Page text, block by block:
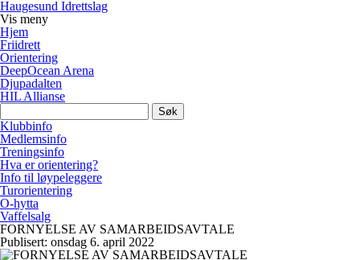
Haugesund Idrettslag
Vis meny
Hjem
Friidrett
Orientering
DeepOcean Arena
Djupadalten
HIL Allianse
Søk
etter:
Klubbinfo
Medlemsinfo
Treningsinfo
Hva er orientering?
Info til løypeleggere
Turorientering
O-hytta
Vaffelsalg
FORNYELSE AV SAMARBEIDSAVTALE
Publisert: onsdag 6. april 2022